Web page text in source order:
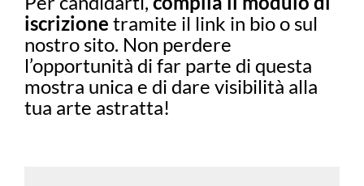
iscrizione tramite il link in bio o sul
nostro sito. Non perdere
l’opportunità di far parte di questa
mostra unica e di dare visibilità alla
tua arte astratta!